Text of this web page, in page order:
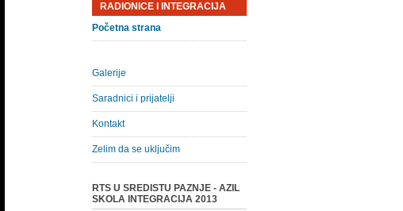
RADIONICE I INTEGRACIJA
Početna strana
Galerije
Saradnici i prijatelji
Kontakt
Zelim da se uključim
RTS U SREDISTU PAZNJE - AZIL
SKOLA INTEGRACIJA 2013